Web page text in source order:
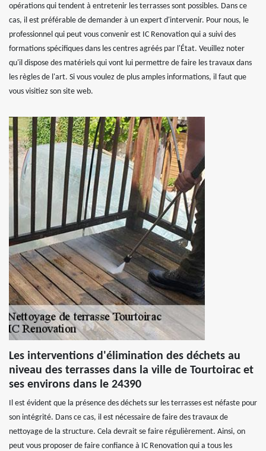
opérations qui tendent à entretenir les terrasses sont possibles. Dans ce
cas, il est préférable de demander à un expert d'intervenir. Pour nous, le
professionnel qui peut vous convenir est IC Renovation qui a suivi des
formations spécifiques dans les centres agréés par l'État. Veuillez noter
qu'il dispose des matériels qui vont lui permettre de faire les travaux dans
les règles de l'art. Si vous voulez de plus amples informations, il faut que
vous visitiez son site web.
Les interventions d'élimination des déchets au
niveau des terrasses dans la ville de Tourtoirac et
ses environs dans le 24390
Il est évident que la présence des déchets sur les terrasses est néfaste pour
son intégrité. Dans ce cas, il est nécessaire de faire des travaux de
nettoyage de la structure. Cela devrait se faire régulièrement. Ainsi, on
peut vous proposer de faire confiance à IC Renovation qui a tous les